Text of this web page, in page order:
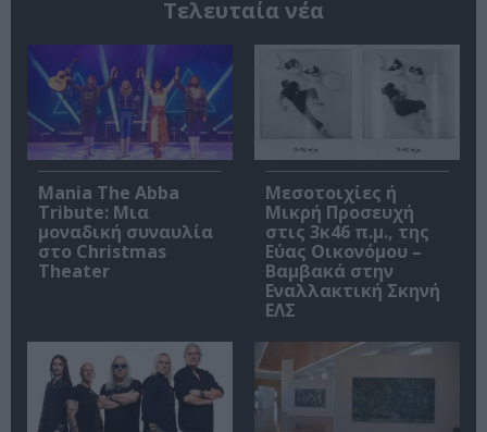
Τελευταία νέα
Mania The Abba
Tribute: Μια
μοναδική συναυλία
στο Christmas
Theater
Μεσοτοιχίες ή
Μικρή Προσευχή
στις 3κ46 π.μ., της
Εύας Οικονόμου –
Βαμβακά στην
Εναλλακτική Σκηνή
ΕΛΣ